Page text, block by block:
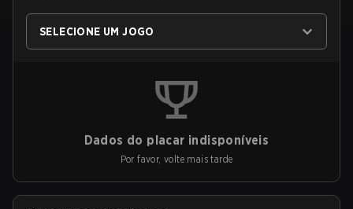
SELECIONE UM JOGO
Dados do placar indisponíveis
Por favor, volte mais tarde